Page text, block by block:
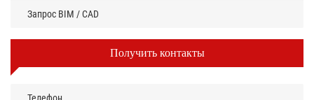
Запрос BIM / CAD
Получить контакты